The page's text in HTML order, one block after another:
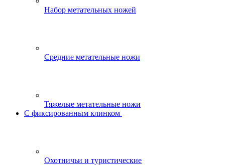
Набор метательных ножей
Средние метательные ножи
Тяжелые метательные ножи
С фиксированным клинком
Охотничьи и туристические